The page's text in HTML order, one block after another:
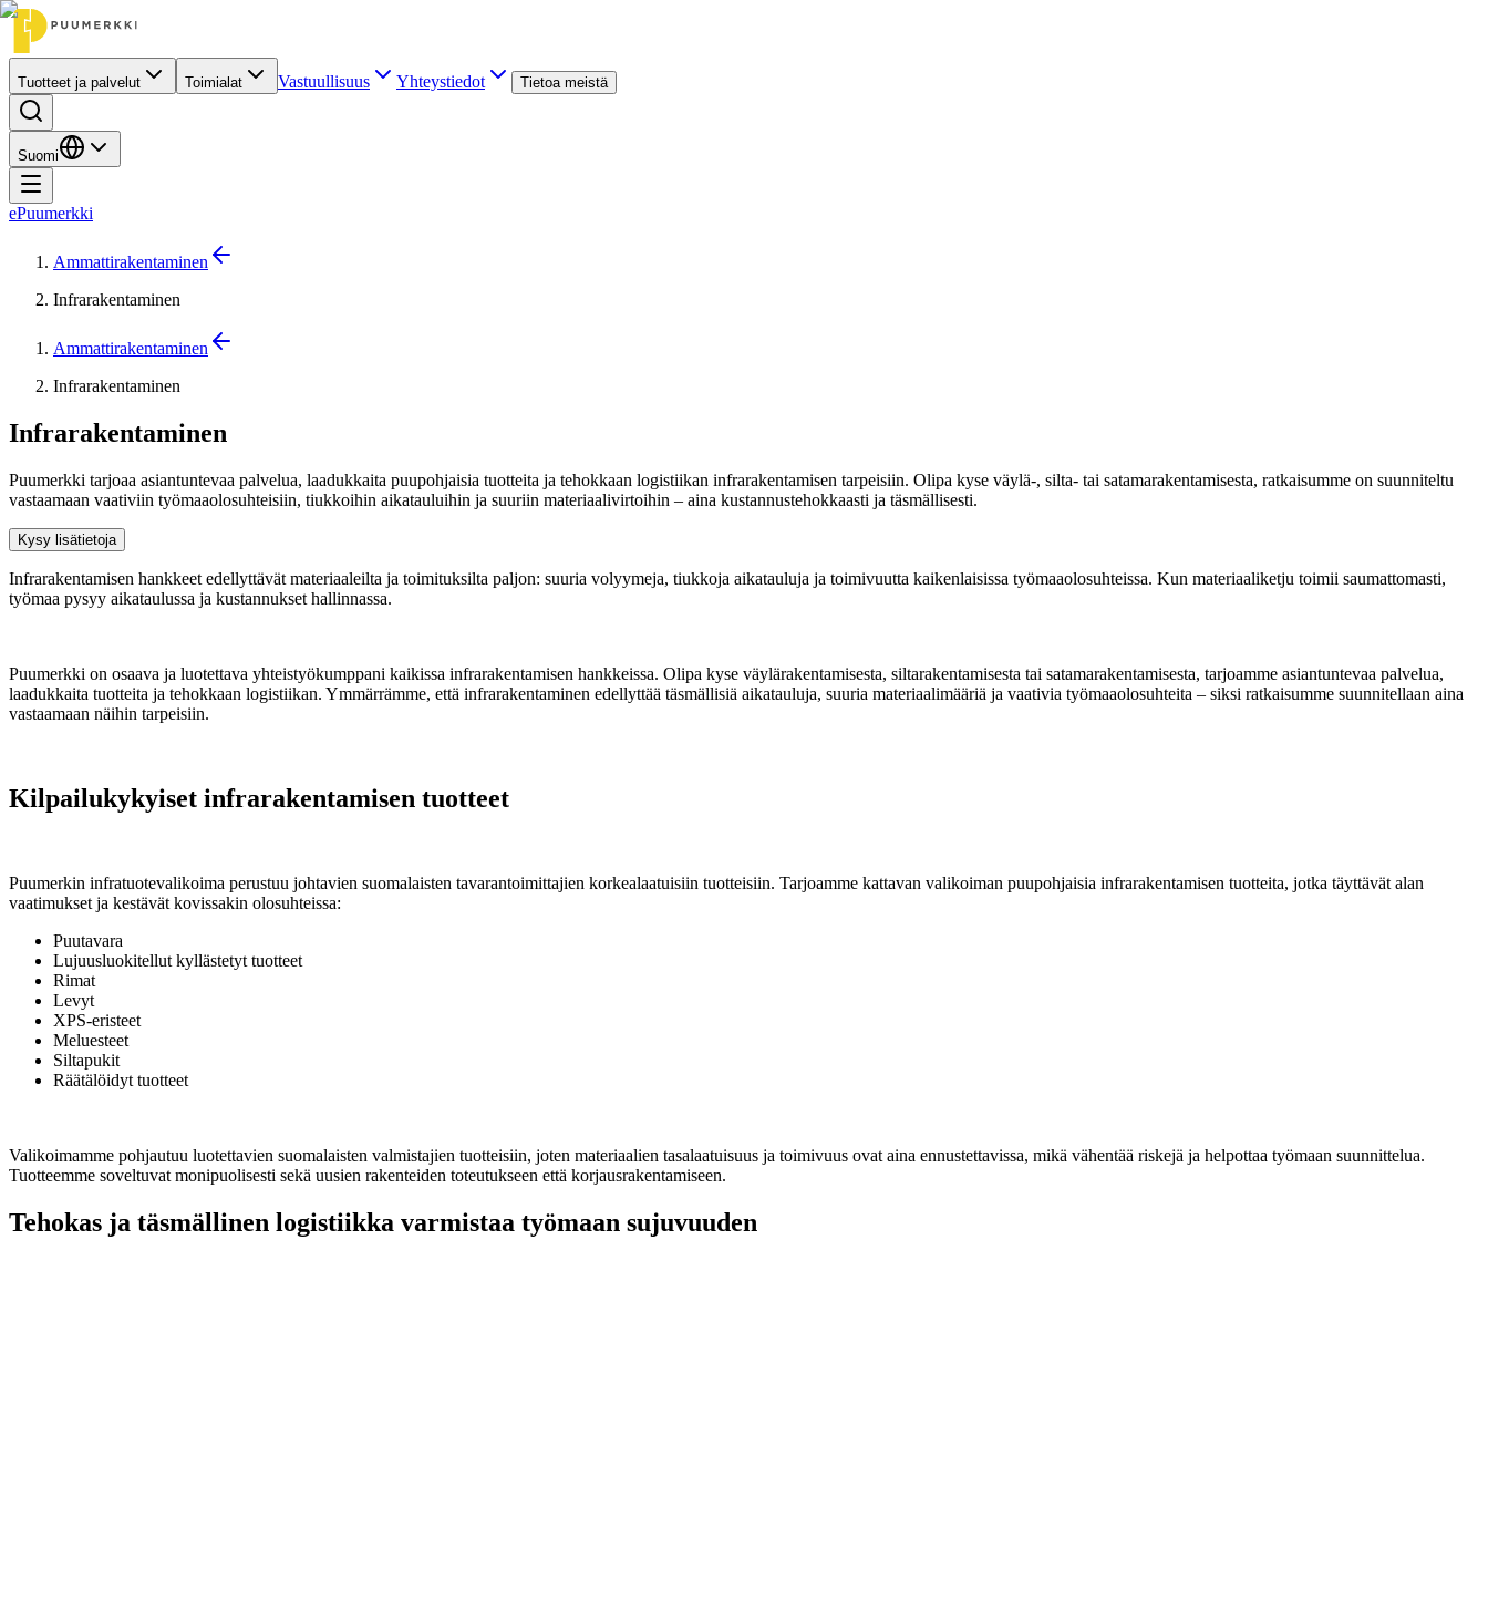
Tuotteet ja palvelut Toimialat Vastuullisuus Yhteystiedot Tietoa meistä
Suomi
ePuumerkki
Ammattirakentaminen
Infrarakentaminen
Ammattirakentaminen
Infrarakentaminen
Infrarakentaminen
Puumerkki tarjoaa asiantuntevaa palvelua, laadukkaita puupohjaisia tuotteita ja tehokkaan logistiikan infrarakentamisen tarpeisiin. Olipa kyse väylä-, silta- tai satamarakentamisesta, ratkaisumme on suunniteltu
vastaamaan vaativiin työmaaolosuhteisiin, tiukkoihin aikatauluihin ja suuriin materiaalivirtoihin – aina kustannustehokkaasti ja täsmällisesti.
Kysy lisätietoja
Infrarakentamisen hankkeet edellyttävät materiaaleilta ja toimituksilta paljon: suuria volyymeja, tiukkoja aikatauluja ja toimivuutta kaikenlaisissa työmaaolosuhteissa. Kun materiaaliketju toimii saumattomasti,
työmaa pysyy aikataulussa ja kustannukset hallinnassa.
Puumerkki on osaava ja luotettava yhteistyökumppani kaikissa infrarakentamisen hankkeissa. Olipa kyse väylärakentamisesta, siltarakentamisesta tai satamarakentamisesta, tarjoamme asiantuntevaa palvelua,
laadukkaita tuotteita ja tehokkaan logistiikan. Ymmärrämme, että infrarakentaminen edellyttää täsmällisiä aikatauluja, suuria materiaalimääriä ja vaativia työmaaolosuhteita – siksi ratkaisumme suunnitellaan aina
vastaamaan näihin tarpeisiin.
Kilpailukykyiset infrarakentamisen tuotteet
Puumerkin infratuotevalikoima perustuu johtavien suomalaisten tavarantoimittajien korkealaatuisiin tuotteisiin. Tarjoamme kattavan valikoiman puupohjaisia infrarakentamisen tuotteita, jotka täyttävät alan
vaatimukset ja kestävät kovissakin olosuhteissa:
Puutavara
Lujuusluokitellut kyllästetyt tuotteet
Rimat
Levyt
XPS-eristeet
Meluesteet
Siltapukit
Räätälöidyt tuotteet
Valikoimamme pohjautuu luotettavien suomalaisten valmistajien tuotteisiin, joten materiaalien tasalaatuisuus ja toimivuus ovat aina ennustettavissa, mikä vähentää riskejä ja helpottaa työmaan suunnittelua.
Tuotteemme soveltuvat monipuolisesti sekä uusien rakenteiden toteutukseen että korjausrakentamiseen.
Tehokas ja täsmällinen logistiikka varmistaa työmaan sujuvuuden